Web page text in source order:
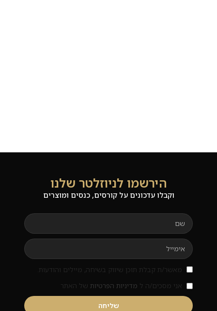
הירשמו לניוזלטר שלנו
וקבלו עדכונים על קורסים, כנסים ומוצרים
מאשר/ת קבלת תוכן שיווק בשיחה, מיילים והודעות.
אני מסכים/ה ל מדיניות הפרטיות של האתר
שליחה